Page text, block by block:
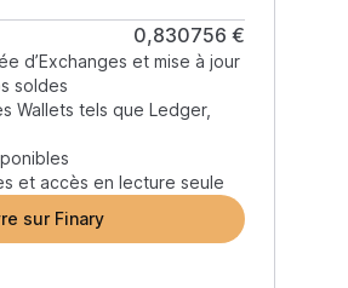
0,830756 €
d’Exchanges et mise à jour
soldes
Wallets tels que Ledger,
et accès en lecture seule
sur Finary